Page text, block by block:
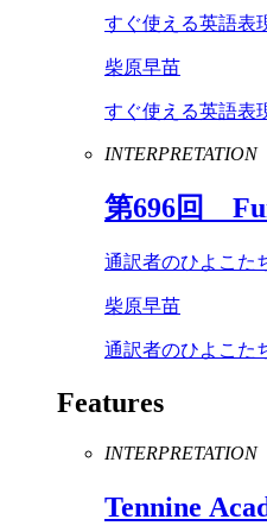
すぐ使える英語表
柴原早苗
すぐ使える英語表
INTERPRETATION
第696回
通訳者のひよこた
柴原早苗
通訳者のひよこた
Features
INTERPRETATION
Tennine